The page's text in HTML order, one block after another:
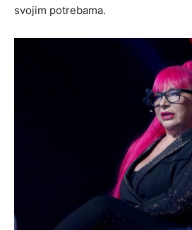
svojim potrebama.